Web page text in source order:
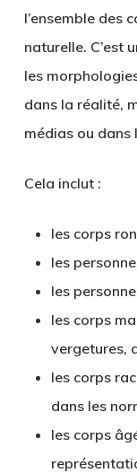
l’ensemble des
naturelle. C’est
les
dans la réalité,
médias ou dans
Cela inclut :
les corps
les
les
les corps
vergetures,
les corps
dans les
les corps